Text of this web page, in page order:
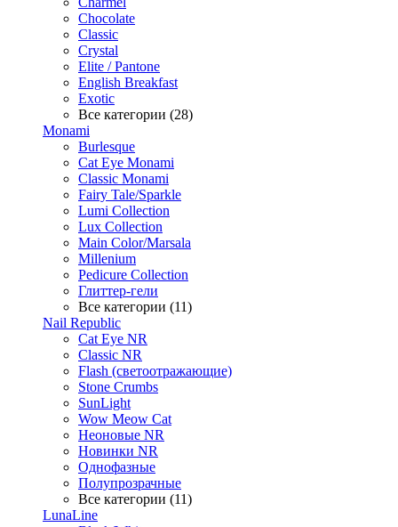
Chocolate
Classic
Crystal
Elite / Pantone
English Breakfast
Exotic
Все категории (28)
Monami
Burlesque
Cat Eye Monami
Classic Monami
Fairy Tale/Sparkle
Lumi Collection
Lux Collection
Main Color/Marsala
Millenium
Pedicure Collection
Глиттер-гели
Все категории (11)
Nail Republic
Cat Eye NR
Classic NR
Flash (светоотражающие)
Stone Crumbs
SunLight
Wow Meow Cat
Неоновые NR
Новинки NR
Однофазные
Полупрозрачные
Все категории (11)
LunaLine